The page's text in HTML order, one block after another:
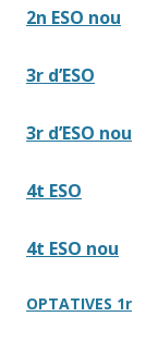
2n ESO nou
3r d’ESO
3r d’ESO nou
4t ESO
4t ESO nou
OPTATIVES 1r